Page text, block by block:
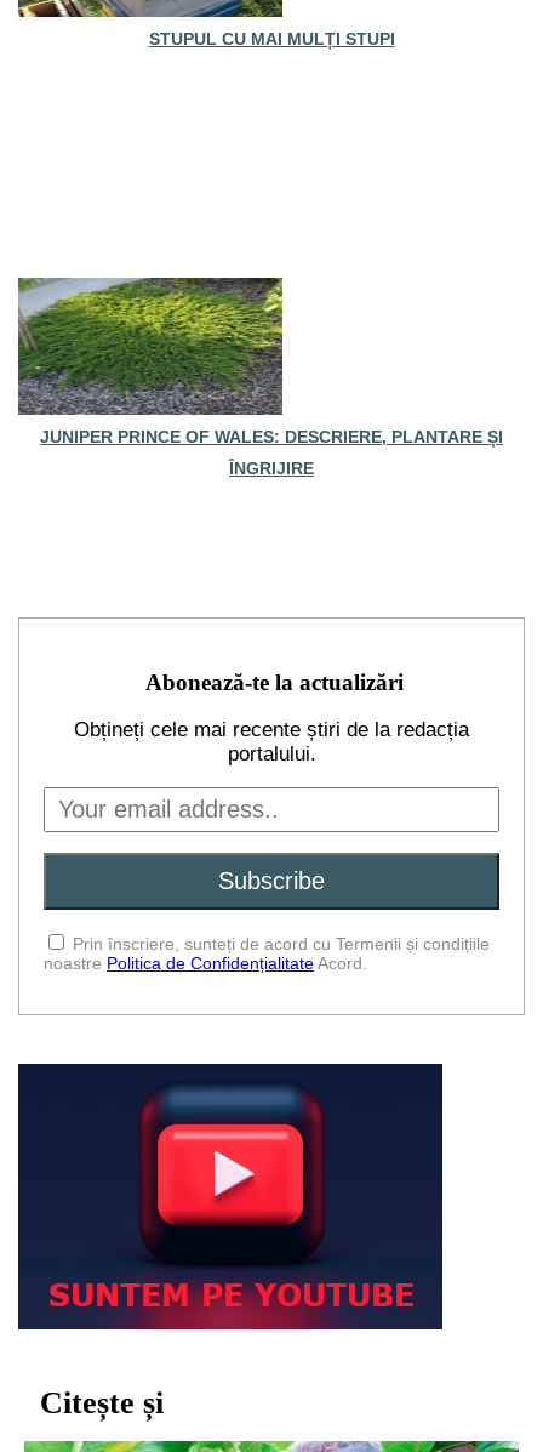
STUPUL CU MAI MULȚI STUPI
JUNIPER PRINCE OF WALES: DESCRIERE, PLANTARE ȘI
ÎNGRIJIRE
Abonează-te la actualizări
Obțineți cele mai recente știri de la redacția
portalului.
Prin înscriere, sunteți de acord cu Termenii și condițiile
noastre Politica de ConfidențialitateAcord.
Citește și